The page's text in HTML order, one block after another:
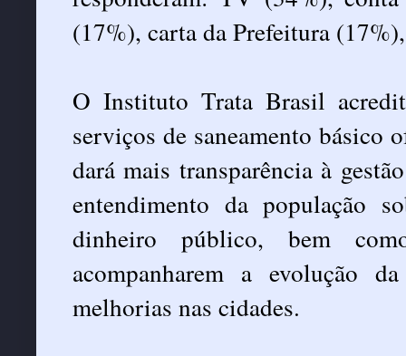
(17%), carta da Prefeitura
O Instituto Trata Brasil
serviços de saneamento básico
dará mais transparência à
entendimento da população
dinheiro público, bem
acompanharem a evolução
melhorias nas cidades.